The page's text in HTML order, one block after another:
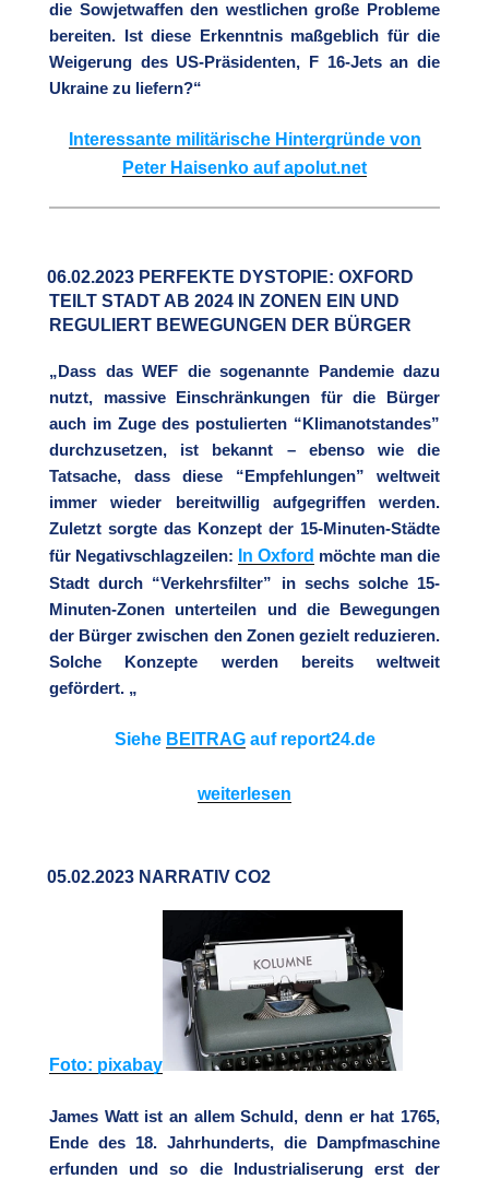
die Sowjetwaffen den westlichen große Probleme
bereiten. Ist diese Erkenntnis maßgeblich für die
Weigerung des US-Präsidenten, F 16-Jets an die
Ukraine zu liefern?“
Interessante militärische Hintergründe von
Peter Haisenko auf apolut.net
06.02.2023 PERFEKTE DYSTOPIE: OXFORD
TEILT STADT AB 2024 IN ZONEN EIN UND
REGULIERT BEWEGUNGEN DER BÜRGER
„Dass das WEF die sogenannte Pandemie dazu
nutzt, massive Einschränkungen für die Bürger
auch im Zuge des postulierten “Klimanotstandes”
durchzusetzen, ist bekannt – ebenso wie die
Tatsache, dass diese “Empfehlungen” weltweit
immer wieder bereitwillig aufgegriffen werden.
Zuletzt sorgte das Konzept der 15-Minuten-Städte
für Negativschlagzeilen:
In Oxford möchte man die
Stadt durch “Verkehrsfilter” in sechs solche 15-
Minuten-Zonen unterteilen und die Bewegungen
der Bürger zwischen den Zonen gezielt reduzieren.
Solche Konzepte werden bereits weltweit
gefördert. „
Siehe BEITRAGauf report24.de
„06.02.2023
Oxford
teilt
Stadt
ab
2024
in
Zonen
ein
reguliert
Bewegungen
weiterlesen
05.02.2023 NARRATIV CO2
Foto: pixabay
James Watt ist an allem Schuld, denn er hat 1765,
Ende des 18. Jahrhunderts, die Dampfmaschine
erfunden und so die Industrialiserung erst der